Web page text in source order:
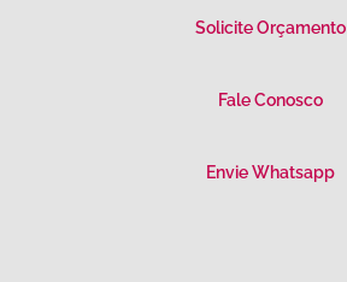
Solicite Orçamento
Fale Conosco
Envie Whatsapp